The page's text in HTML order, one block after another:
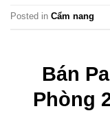
Posted in Cẩm nang
Bán
Phòng